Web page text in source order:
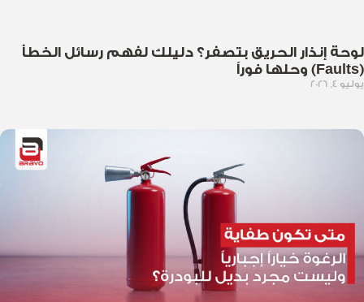
لوحة إنذار الحريق بتصفر؟ دليلك لفهم رسائل الخطأ
(Faults) وحلها فوراً
يوليو 4, 2026